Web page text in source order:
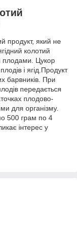
продукт, який не
колотий
плодами. Цукор
і ягід.Продукт
барвників. При
передається
плодово-
для організму.
500 грам по 4
інтерес у